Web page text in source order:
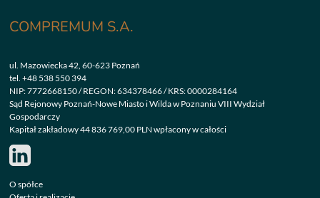
COMPREMUM S.A.
ul. Mazowiecka 42, 60-623 Poznań
tel.+48 538 550 394
NIP: 7772668150 / REGON: 634378466 / KRS: 0000284164
Sąd Rejonowy Poznań-Nowe Miasto i Wilda w Poznaniu VIII Wydział
Gospodarczy
Kapitał zakładowy 44 836 769,00 PLN wpłacony w całości
O spółce